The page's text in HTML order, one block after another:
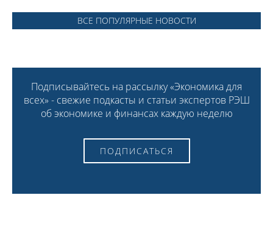
ВСЕ ПОПУЛЯРНЫЕ НОВОСТИ
Подписывайтесь на рассылку «Экономика для
всех» - свежие подкасты и статьи экспертов РЭШ
об экономике и финансах каждую неделю
ПОДПИСАТЬСЯ